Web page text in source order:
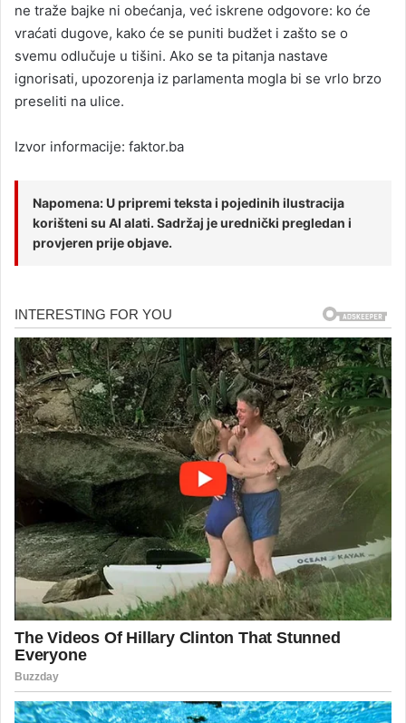
ne traže bajke ni obećanja, već iskrene odgovore: ko će
vraćati dugove, kako će se puniti budžet i zašto se o
svemu odlučuje u tišini. Ako se ta pitanja nastave
ignorisati, upozorenja iz parlamenta mogla bi se vrlo brzo
preseliti na ulice.
Izvor informacije: faktor.ba
Napomena: U pripremi teksta i pojedinih ilustracija
korišteni su AI alati. Sadržaj je urednički pregledan i
provjeren prije objave.